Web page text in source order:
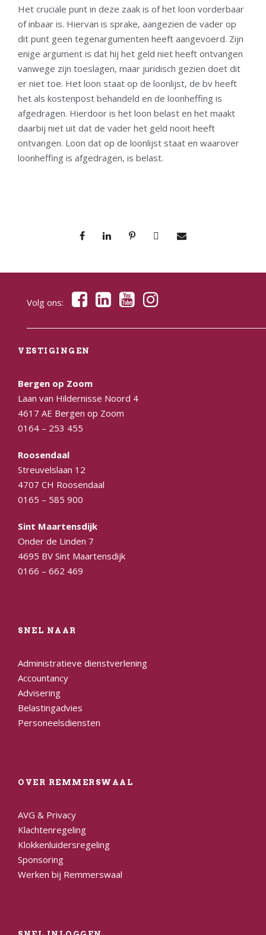
Het cruciale punt in deze zaak is of het loon vorderbaar
of inbaar is. Hiervan is sprake, aangezien de vader op
dit punt geen tegenargumenten heeft aangevoerd. Zijn
enige argument is dat hij het geld niet heeft ontvangen
vanwege zijn toeslagen, maar juridisch gezien doet dit
er niet toe. Het loon staat op de loonlijst, de bv heeft
het als kostenpost behandeld en de loonheffing is
afgedragen. Hierdoor is het loon belast en het maakt
daarbij niet uit dat de vader het geld nooit heeft
ontvangen. Loon dat op de loonlijst staat en waarover
loonheffing is afgedragen, is belast.
Volg ons:
VESTIGINGEN
Bergen op Zoom
Laan van Hildernisse Noord 4
4617 AE Bergen op Zoom
0164 – 253 455
Roosendaal
Streuvelslaan 12
4707 CH Roosendaal
0165 – 585 900
Sint Maartensdijk
Onder de Linden 7
4695 BV Sint Maartensdijk
0166 – 662 469
SNEL NAAR
Administratieve dienstverlening
Accountancy
Advisering
Belastingadvies
Personeelsdiensten
OVER REMMERSWAAL
AVG & Privacy
Klachtenregeling
Klokkenluidersregeling
Sponsoring
Werken bij Remmerswaal